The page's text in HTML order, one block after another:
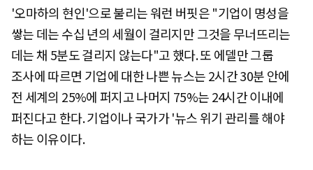
'오마하의 현인'으로 불리는 워런 버핏은 "기업이 명성을
쌓는 데는 수십 년의 세월이 걸리지만 그것을 무너뜨리는
데는 채 5분도 걸리지 않는다"고 했다. 또 에델만 그룹
조사에 따르면 기업에 대한 나쁜 뉴스는 2시간 30분 안에
전 세계의 25%에 퍼지고 나머지 75%는 24시간 이내에
퍼진다고 한다. 기업이나 국가가 '뉴스 위기 관리를 해야
하는 이유이다.